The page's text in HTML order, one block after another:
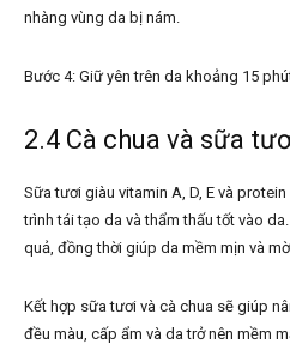
nhàng vùng da bị nám.
Bước 4: Giữ yên trên da khoảng 15
2.4 Cà chua và sữa
Sữa tươi giàu vitamin A, D, E và
trình tái tạo da và thẩm thấu tốt vào
quả, đồng thời giúp da mềm mịn và
Kết hợp sữa tươi và cà chua sẽ giúp
đều màu, cấp ẩm và da trở nên mềm